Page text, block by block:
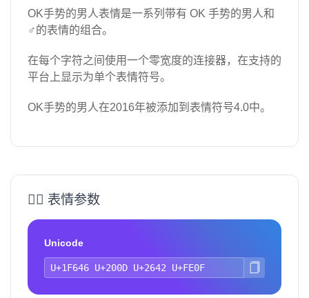
OK手势的男人表情是一系列带有 OK 手势的男人和
♂的表情的组合。
在每个字符之间使用一个零宽度的连接器，在支持的
平台上显示为单个表情符号。
OK手势的男人在2016年被添加到表情符号4.0中。
🙆‍♂️ 表情参数
Unicode